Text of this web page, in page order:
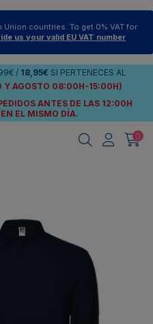
countries. To get 0% VAT for
us your valid EU VAT number
/ 18,95€ SI PERTENECES AL
Y AGOSTO 08:00H-15:00H)
ANTES DE LAS 12:00H
EL MISMO DÍA.
0